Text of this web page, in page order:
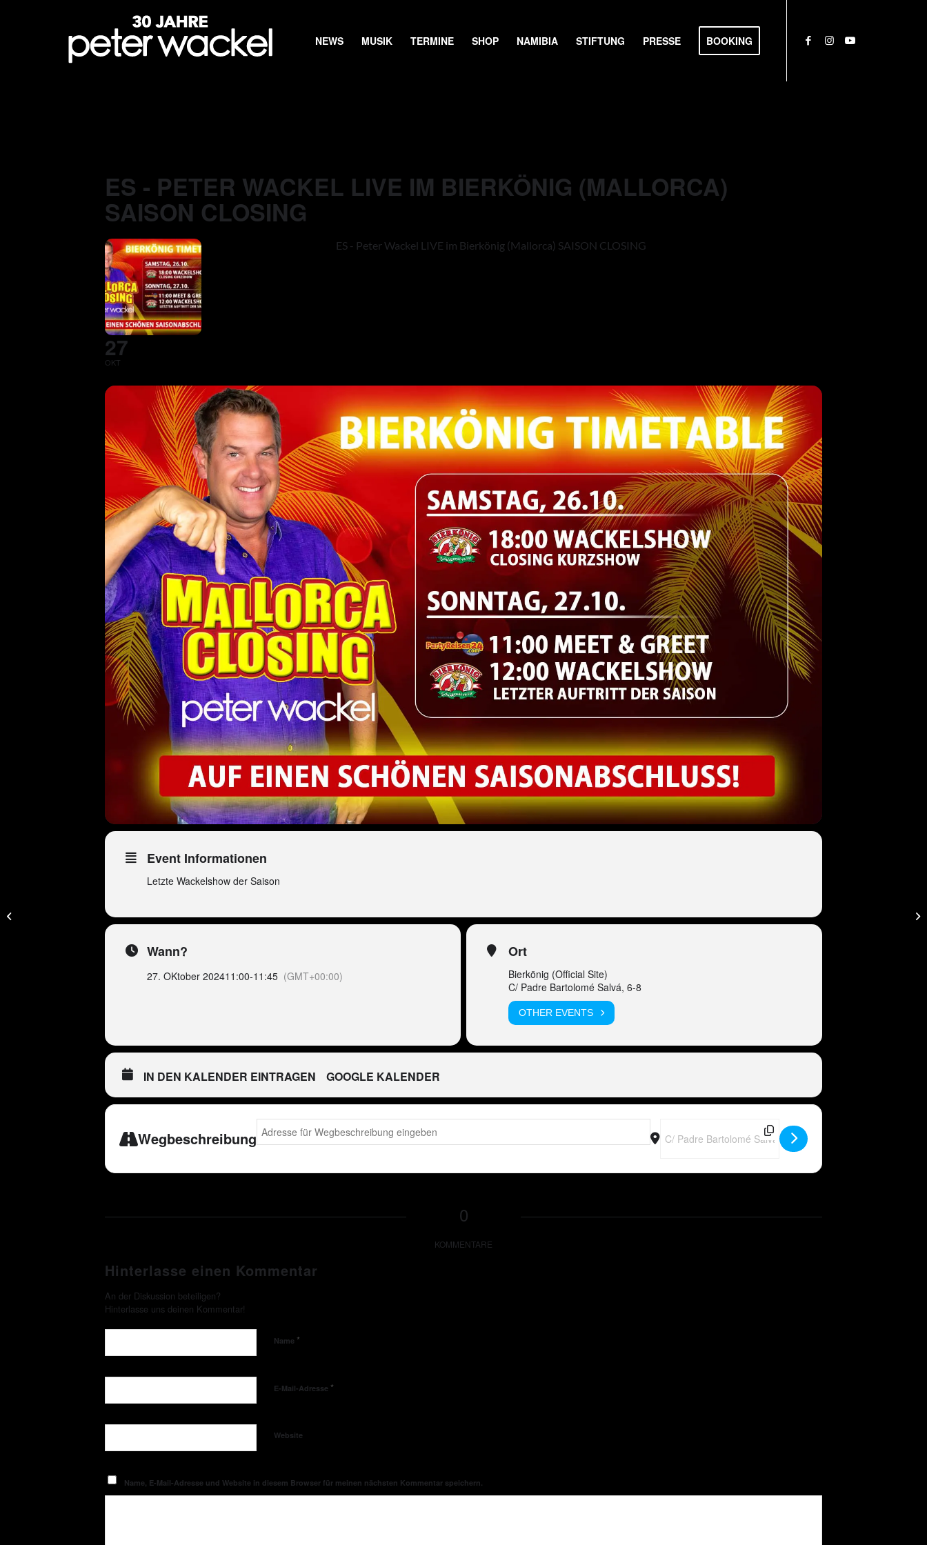
NEWS MUSIK TERMINE SHOP NAMIBIA STIFTUNG PRESSE BOOKING
ES - PETER WACKEL LIVE IM BIERKÖNIG (MALLORCA)
SAISON CLOSING
27
OKT
ES - Peter Wackel LIVE im Bierkönig (Mallorca) SAISON CLOSING
Event Informationen
Letzte Wackelshow der Saison
Wann?
27. OKtober 202411:00-11:45 (GMT+00:00)
Ort
Bierkönig (Official Site)
C/ Padre Bartolomé Salvá, 6-8
OTHER EVENTS
IN DEN KALENDER EINTRAGEN GOOGLE KALENDER
Wegbeschreibung
Address - ES - Peter Wackel LIVE im Bierkönig (Mallorca) SAISON CLOSING [ubE1zvgsz] Destination Address - ES - Peter Wackel LIVE im Bierkönig
0
KOMMENTARE
Hinterlasse einen Kommentar
An der Diskussion beteiligen?
Hinterlasse uns deinen Kommentar!
Name *
E-Mail-Adresse *
Website
Name, E-Mail-Adresse und Website in diesem Browser für meinen nächsten Kommentar speichern.